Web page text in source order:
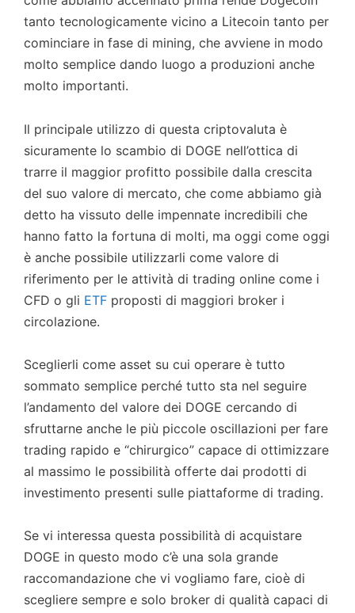
tanto tecnologicamente vicino a Litecoin tanto per
cominciare in fase di mining, che avviene in modo
molto semplice dando luogo a produzioni anche
molto importanti.
Il principale utilizzo di questa criptovaluta è
sicuramente lo scambio di DOGE nell’ottica di
trarre il maggior profitto possibile dalla crescita
del suo valore di mercato, che come abbiamo già
detto ha vissuto delle impennate incredibili che
hanno fatto la fortuna di molti, ma oggi come oggi
è anche possibile utilizzarli come valore di
riferimento per le attività di trading online come i
CFD o gli ETF proposti di maggiori broker i
circolazione.
Sceglierli come asset su cui operare è tutto
sommato semplice perché tutto sta nel seguire
l’andamento del valore dei DOGE cercando di
sfruttarne anche le più piccole oscillazioni per fare
trading rapido e “chirurgico” capace di ottimizzare
al massimo le possibilità offerte dai prodotti di
investimento presenti sulle piattaforme di trading.
Se vi interessa questa possibilità di acquistare
DOGE in questo modo c’è una sola grande
raccomandazione che vi vogliamo fare, cioè di
scegliere sempre e solo broker di qualità capaci di